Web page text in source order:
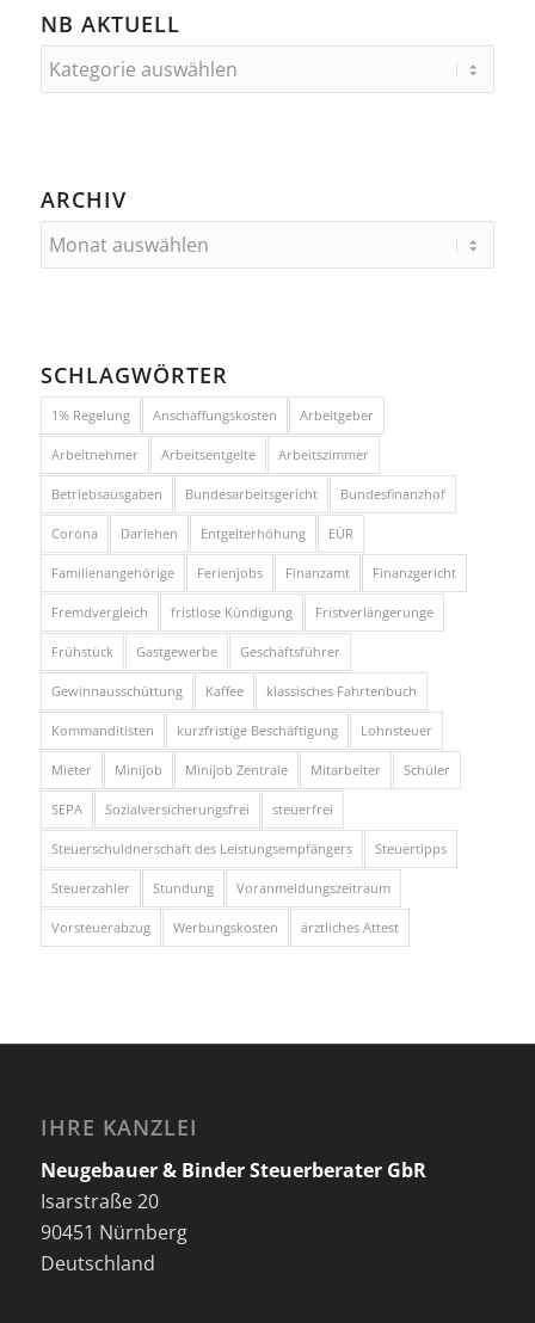
NB AKTUELL
ARCHIV
SCHLAGWÖRTER
1% Regelung Anschaffungskosten Arbeitgeber
Arbeitnehmer Arbeitsentgelte Arbeitszimmer
Betriebsausgaben Bundesarbeitsgericht Bundesfinanzhof
Corona Darlehen Entgelterhöhung EÜR
Familienangehörige Ferienjobs Finanzamt Finanzgericht
Fremdvergleich fristlose Kündigung Fristverlängerunge
Frühstück Gastgewerbe Geschäftsführer
Gewinnausschüttung Kaffee klassisches Fahrtenbuch
Kommanditisten kurzfristige Beschäftigung Lohnsteuer
Mieter Minijob Minijob Zentrale Mitarbeiter Schüler
SEPA Sozialversicherungsfrei steuerfrei
Steuerschuldnerschaft des Leistungsempfängers Steuertipps
Steuerzahler Stundung Voranmeldungszeitraum
Vorsteuerabzug Werbungskosten ärztliches Attest
IHRE KANZLEI
Neugebauer & Binder Steuerberater GbR
Isarstraße 20
90451 Nürnberg
Deutschland